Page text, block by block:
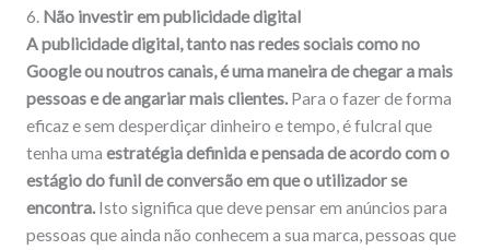
6. Não investir em publicidade digital
A publicidade digital, tanto nas redes sociais como no
Google ou noutros canais, é uma maneira de chegar a mais
pessoas e de angariar mais clientes.Para o fazer de forma
eficaz e sem desperdiçar dinheiro e tempo, é fulcral que
tenha uma estratégia definida e pensada de acordo com o
estágio do funil de conversão em que o utilizador se
encontra.Isto significa que deve pensar em anúncios para
pessoas que ainda não conhecem a sua marca, pessoas que